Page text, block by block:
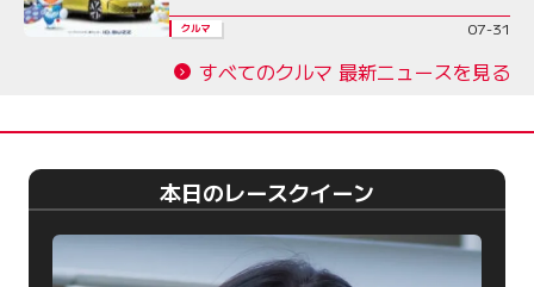
クルマ 07-31
すべてのクルマ 最新ニュースを見る
本日のレースクイーン